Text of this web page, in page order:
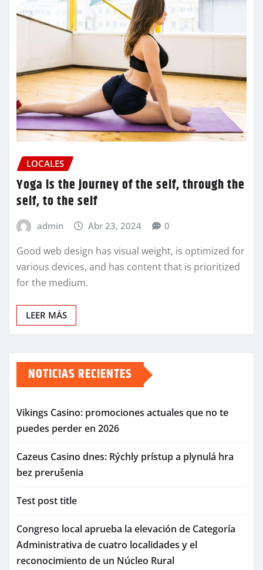
LOCALES
Yoga is the journey of the self, through the
self, to the self
admin Abr 23, 2024 0
Good web design has visual weight, is optimized for
various devices, and has content that is prioritized
for the medium.
LEER MÁS
NOTICIAS RECIENTES
Vikings Casino: promociones actuales que no te
puedes perder en 2026
Cazeus Casino dnes: Rýchly prístup a plynulá hra
bez prerušenia
Test post title
Congreso local aprueba la elevación de Categoría
Administrativa de cuatro localidades y el
reconocimiento de un Núcleo Rural